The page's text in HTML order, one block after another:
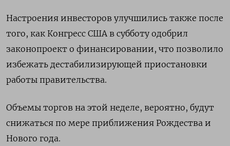
Настроения инвесторов улучшились также после
того, как Конгресс США в субботу одобрил
законопроект о финансировании, что позволило
избежать дестабилизирующей приостановки
работы правительства.
Объемы торгов на этой неделе, вероятно, будут
снижаться по мере приближения Рождества и
Нового года.